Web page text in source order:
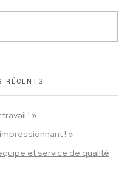
RÉCENTS
! »
! »
et service de qualité